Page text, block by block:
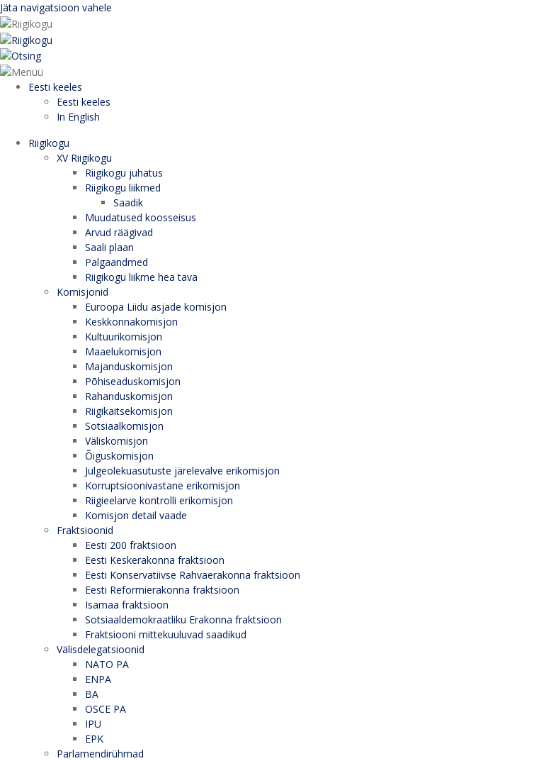
Jäta navigatsioon vahele
Eesti keeles
Eesti keeles
In English
Riigikogu
XV Riigikogu
Riigikogu juhatus
Riigikogu liikmed
Saadik
Muudatused koosseisus
Arvud räägivad
Saali plaan
Palgaandmed
Riigikogu liikme hea tava
Komisjonid
Euroopa Liidu asjade komisjon
Keskkonnakomisjon
Kultuurikomisjon
Maaelukomisjon
Majanduskomisjon
Põhiseaduskomisjon
Rahanduskomisjon
Riigikaitsekomisjon
Sotsiaalkomisjon
Väliskomisjon
Õiguskomisjon
Julgeolekuasutuste järelevalve erikomisjon
Korruptsioonivastane erikomisjon
Riigieelarve kontrolli erikomisjon
Komisjon detail vaade
Fraktsioonid
Eesti 200 fraktsioon
Eesti Keskerakonna fraktsioon
Eesti Konservatiivse Rahvaerakonna fraktsioon
Eesti Reformierakonna fraktsioon
Isamaa fraktsioon
Sotsiaaldemokraatliku Erakonna fraktsioon
Fraktsiooni mittekuuluvad saadikud
Välisdelegatsioonid
NATO PA
ENPA
BA
OSCE PA
IPU
EPK
Parlamendirühmad